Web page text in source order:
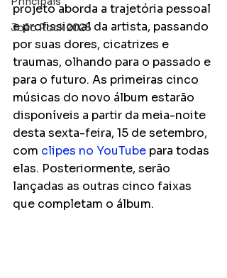
João Rock 2025
projeto aborda a trajetória pessoal
e profissional da artista, passando
por suas dores, cicatrizes e
traumas, olhando para o passado e
para o futuro. As primeiras cinco
músicas do novo álbum estarão
disponíveis a partir da meia-noite
desta sexta-feira, 15 de setembro,
com clipes no YouTube para todas
elas. Posteriormente, serão
lançadas as outras cinco faixas
que completam o álbum.